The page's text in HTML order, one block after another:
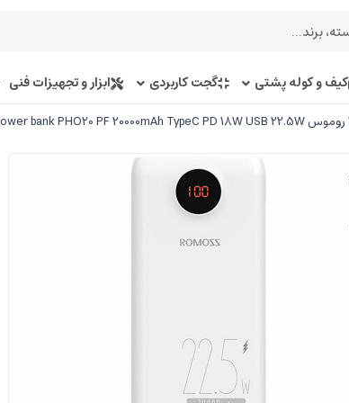
کیف و کوله پشتی گجت کاربردی ابزار و تجهیزات فنی